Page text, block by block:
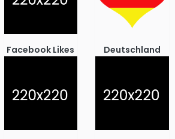
Facebook Likes
Deutschland